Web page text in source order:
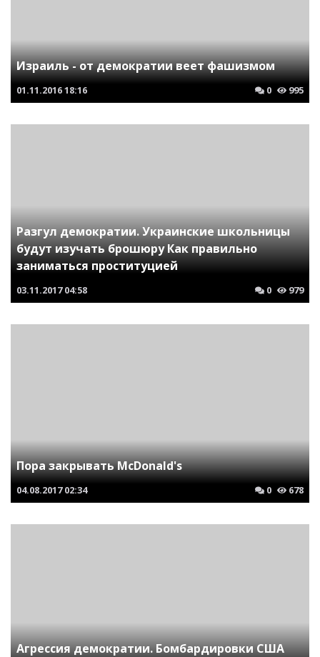
Израиль - от демократии веет фашизмом
01.11.201618:16 0 995
Разгул демократии. Украинские школьницы
будут изучать брошюру Как правильно
заниматься проституцией
03.11.2017 04:58 0 979
Пора закрывать McDonald's
04.08.2017 02:34 0 678
Агрессия демократии. Бомбардировки США